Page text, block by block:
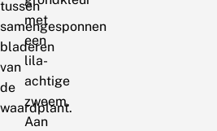
tussen
samengesponnen
bladeren
van
de
waardplant.
met
een
lila-
achtige
zweem.
Aan